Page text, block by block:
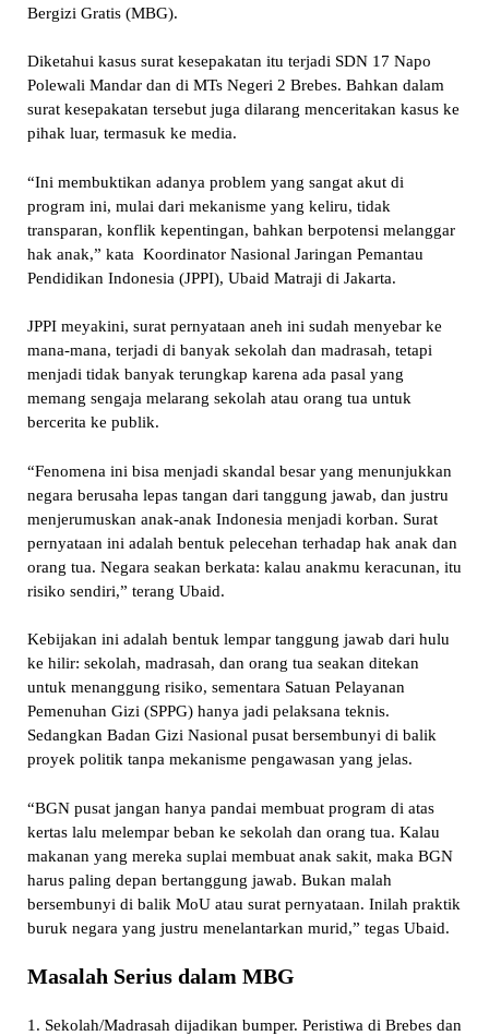
Bergizi Gratis (MBG).
Diketahui kasus surat kesepakatan itu terjadi SDN 17 Napo
Polewali Mandar dan di MTs Negeri 2 Brebes. Bahkan dalam
surat kesepakatan tersebut juga dilarang menceritakan kasus ke
pihak luar, termasuk ke media.
“Ini membuktikan adanya problem yang sangat akut di
program ini, mulai dari mekanisme yang keliru, tidak
transparan, konflik kepentingan, bahkan berpotensi melanggar
hak anak,” kata Koordinator Nasional Jaringan Pemantau
Pendidikan Indonesia (JPPI), Ubaid Matraji di Jakarta.
JPPI meyakini, surat pernyataan aneh ini sudah menyebar ke
mana-mana, terjadi di banyak sekolah dan madrasah, tetapi
menjadi tidak banyak terungkap karena ada pasal yang
memang sengaja melarang sekolah atau orang tua untuk
bercerita ke publik.
“Fenomena ini bisa menjadi skandal besar yang menunjukkan
negara berusaha lepas tangan dari tanggung jawab, dan justru
menjerumuskan anak-anak Indonesia menjadi korban. Surat
pernyataan ini adalah bentuk pelecehan terhadap hak anak dan
orang tua. Negara seakan berkata: kalau anakmu keracunan, itu
risiko sendiri,” terang Ubaid.
Kebijakan ini adalah bentuk lempar tanggung jawab dari hulu
ke hilir: sekolah, madrasah, dan orang tua seakan ditekan
untuk menanggung risiko, sementara Satuan Pelayanan
Pemenuhan Gizi (SPPG) hanya jadi pelaksana teknis.
Sedangkan Badan Gizi Nasional pusat bersembunyi di balik
proyek politik tanpa mekanisme pengawasan yang jelas.
“BGN pusat jangan hanya pandai membuat program di atas
kertas lalu melempar beban ke sekolah dan orang tua. Kalau
makanan yang mereka suplai membuat anak sakit, maka BGN
harus paling depan bertanggung jawab. Bukan malah
bersembunyi di balik MoU atau surat pernyataan. Inilah praktik
buruk negara yang justru menelantarkan murid,” tegas Ubaid.
Masalah Serius dalam MBG
1. Sekolah/Madrasah dijadikan bumper. Peristiwa di Brebes dan